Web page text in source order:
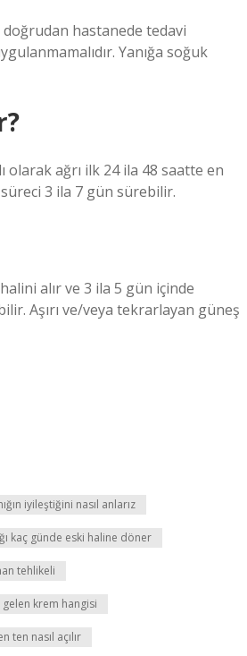
doğrudan hastanede tedavi
Yanığa soğuk
olarak ağrı ilk 24 ila 48 saatte en
3 ila 7 gün sürebilir.
alır ve 3 ila 5 gün içinde
Aşırı ve/veya tekrarlayan güneş
iyileştiğini nasıl anlarız
kaç günde eski haline döner
tehlikeli
gelen krem hangisi
ten nasıl açılır